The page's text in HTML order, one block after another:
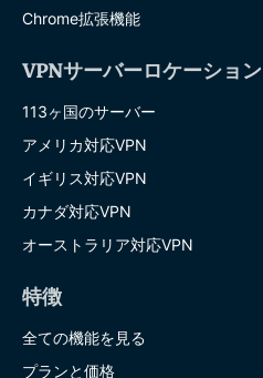
Chrome拡張機能
VPNサーバーロケーション
113ヶ国のサーバー
アメリカ対応VPN
イギリス対応VPN
カナダ対応VPN
オーストラリア対応VPN
特徴
全ての機能を見る
プランと価格